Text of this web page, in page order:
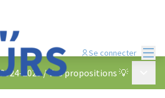
Se connecter
2025 /Vos propositions 💡